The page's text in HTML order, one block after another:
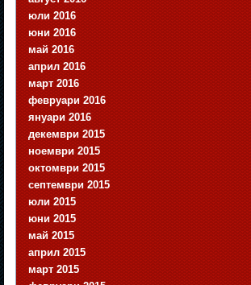
юли 2016
юни 2016
май 2016
април 2016
март 2016
февруари 2016
януари 2016
декември 2015
ноември 2015
октомври 2015
септември 2015
юли 2015
юни 2015
май 2015
април 2015
март 2015